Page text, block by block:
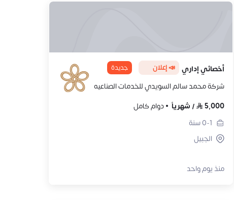
أخصائي إداري 📣 إعلان جديدة
شركة محمد سالم السويدي للخدمات الصناعيه
5,000
/ شهرياً
دوام كامل
0-1سنة
الجبيل
منذ يوم واحد